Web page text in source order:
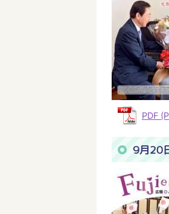
PDF
9月20